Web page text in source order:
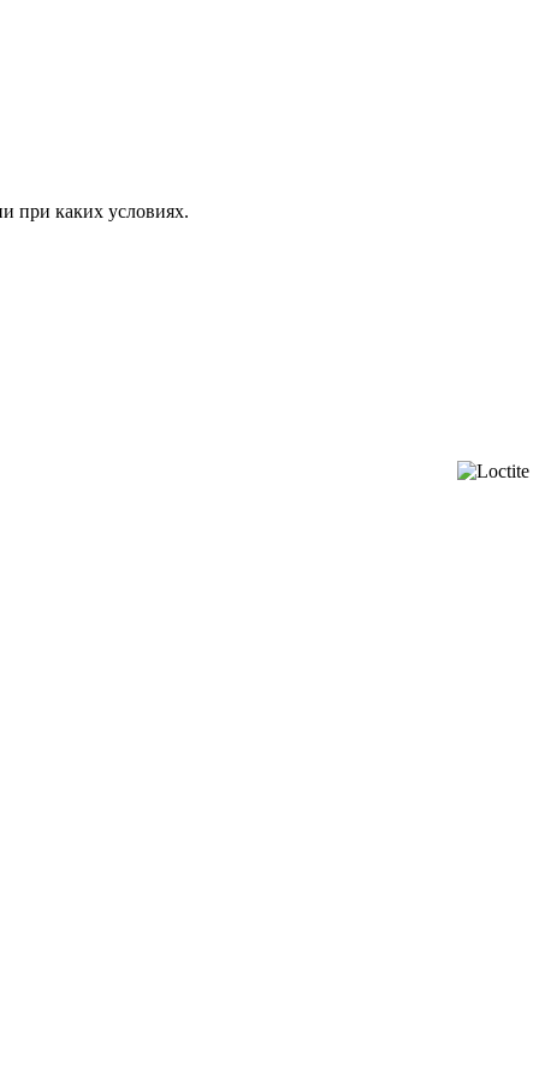
при каких условиях.